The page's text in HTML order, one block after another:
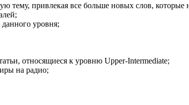
тему, привлекая все больше новых слов, которые
уровня;
относящиеся к уровню Upper-Intermediate;
на радио;